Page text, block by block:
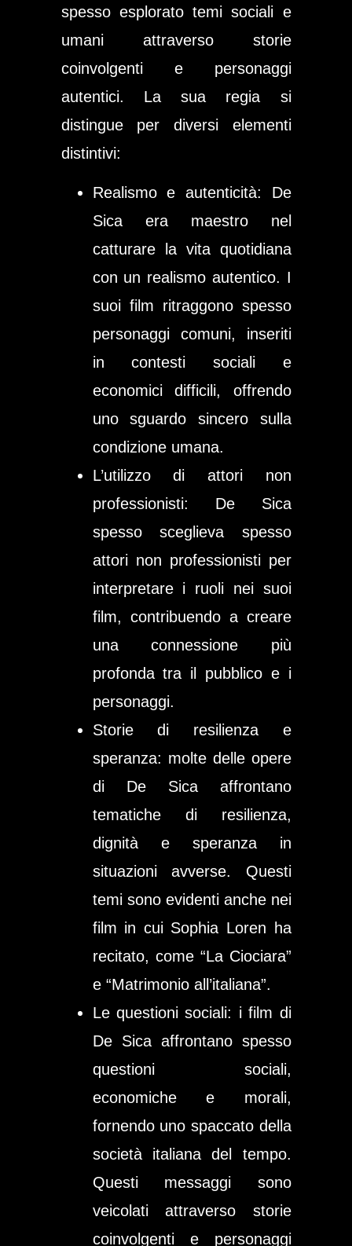
spesso esplorato temi sociali e
umani attraverso storie
coinvolgenti e personaggi
autentici. La sua regia si
distingue per diversi elementi
distintivi:
Realismo e autenticità: De
Sica era maestro nel
catturare la vita quotidiana
con un realismo autentico. I
suoi film ritraggono spesso
personaggi comuni, inseriti
in contesti sociali e
economici difficili, offrendo
uno sguardo sincero sulla
condizione umana.
L’utilizzo di attori non
professionisti: De Sica
spesso sceglieva spesso
attori non professionisti per
interpretare i ruoli nei suoi
film, contribuendo a creare
una connessione più
profonda tra il pubblico e i
personaggi.
Storie di resilienza e
speranza: molte delle opere
di De Sica affrontano
tematiche di resilienza,
dignità e speranza in
situazioni avverse. Questi
temi sono evidenti anche nei
film in cui Sophia Loren ha
recitato, come “La Ciociara”
e “Matrimonio all’italiana”.
Le questioni sociali: i film di
De Sica affrontano spesso
questioni sociali,
economiche e morali,
fornendo uno spaccato della
società italiana del tempo.
Questi messaggi sono
veicolati attraverso storie
coinvolgenti e personaggi